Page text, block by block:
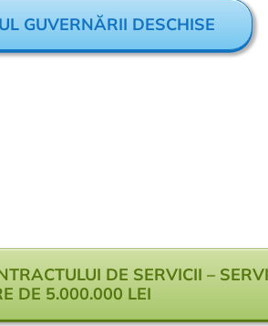
GUVERNĂRII DESCHISE
DE SERVICII –
DE 5.000.000 LEI